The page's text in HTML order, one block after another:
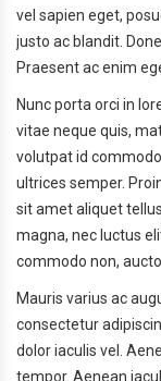
vel sapien eget,
justo ac blandit.
Praesent ac enim
Nunc porta orci in
vitae neque quis,
volutpat id
ultrices semper.
sit amet aliquet
magna, nec luctus
commodo non,
Mauris varius ac
consectetur
dolor iaculis vel.
tempor. Aenean